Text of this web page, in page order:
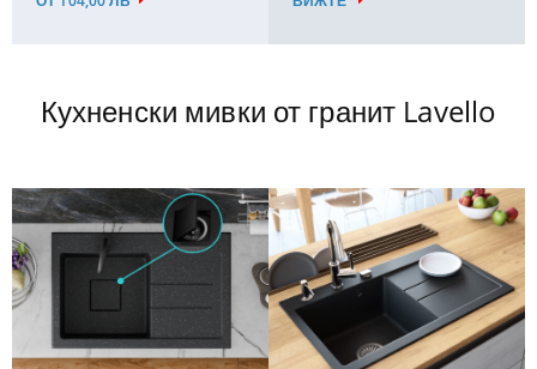
Кухненски мивки от гранит Lavello